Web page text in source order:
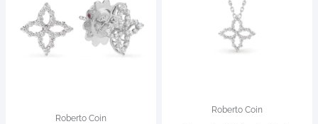
Roberto Coin
Roberto Coin